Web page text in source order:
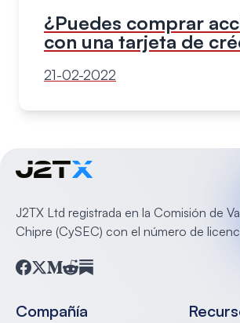
¿Puedes comprar
con una tarjeta de
21-02-2022
J2TX Ltd registrada en la Comisión de
Chipre (CySEC) con el número de
Compañía